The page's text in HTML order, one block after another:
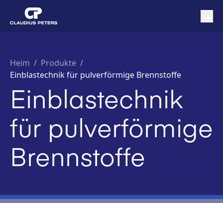
Heim / Produkte /
Einblastechnik für pulverförmige Brennstoffe
Einblastechnik
für pulverförmige
Brennstoffe